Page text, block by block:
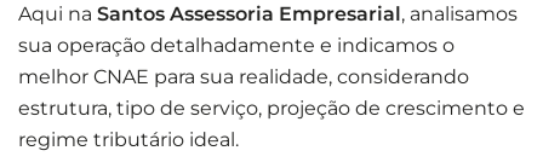
Aqui na Santos Assessoria Empresarial, analisamos
sua operação detalhadamente e indicamos o
melhor CNAE para sua realidade, considerando
estrutura, tipo de serviço, projeção de crescimento e
regime tributário ideal.